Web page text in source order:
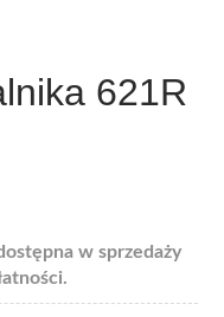
621R
w sprzedaży